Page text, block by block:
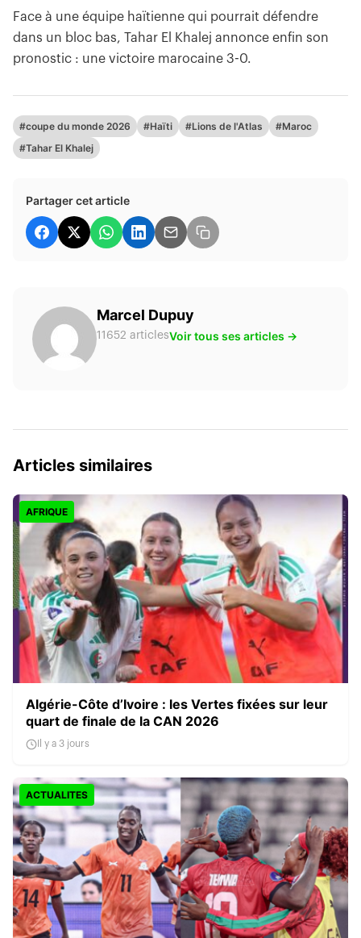
Face à une équipe haïtienne qui pourrait défendre
dans un bloc bas, Tahar El Khalej annonce enfin son
pronostic : une victoire marocaine 3-0.
#coupe du monde 2026 #Haïti #Lions de l'Atlas
#Maroc
#Tahar El Khalej
Partager cet article
Marcel Dupuy
11652 articlesVoir tous ses articles →
Articles similaires
AFRIQUE
Algérie-Côte d’Ivoire : les Vertes fixées sur leur
quart de finale de la CAN 2026
Il y a 3 jours
ACTUALITES